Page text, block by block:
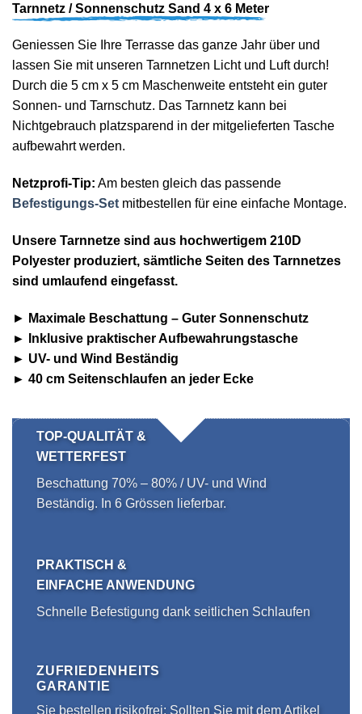
Tarnnetz / Sonnenschutz Sand 4 x 6 Meter
Geniessen Sie Ihre Terrasse das ganze Jahr über und
lassen Sie mit unseren Tarnnetzen Licht und Luft durch!
Durch die 5 cm x 5 cm Maschenweite entsteht ein guter
Sonnen- und Tarnschutz. Das Tarnnetz kann bei
Nichtgebrauch platzsparend in der mitgelieferten Tasche
aufbewahrt werden.
Netzprofi-Tip: Am besten gleich das passende
Befestigungs-Set mitbestellen für eine einfache Montage.
Unsere Tarnnetze sind aus hochwertigem 210D
Polyester produziert, sämtliche Seiten des Tarnnetzes
sind umlaufend eingefasst.
► Maximale Beschattung – Guter Sonnenschutz
► Inklusive praktischer Aufbewahrungstasche
► UV- und Wind Beständig
► 40 cm Seitenschlaufen an jeder Ecke
TOP-QUALITÄT &
WETTERFEST
Beschattung 70% – 80% / UV- und Wind
Beständig. In 6 Grössen lieferbar.
PRAKTISCH &
EINFACHE ANWENDUNG
Schnelle Befestigung dank seitlichen Schlaufen
ZUFRIEDENHEITS
GARANTIE
Sie bestellen risikofrei: Sollten Sie mit dem Artikel